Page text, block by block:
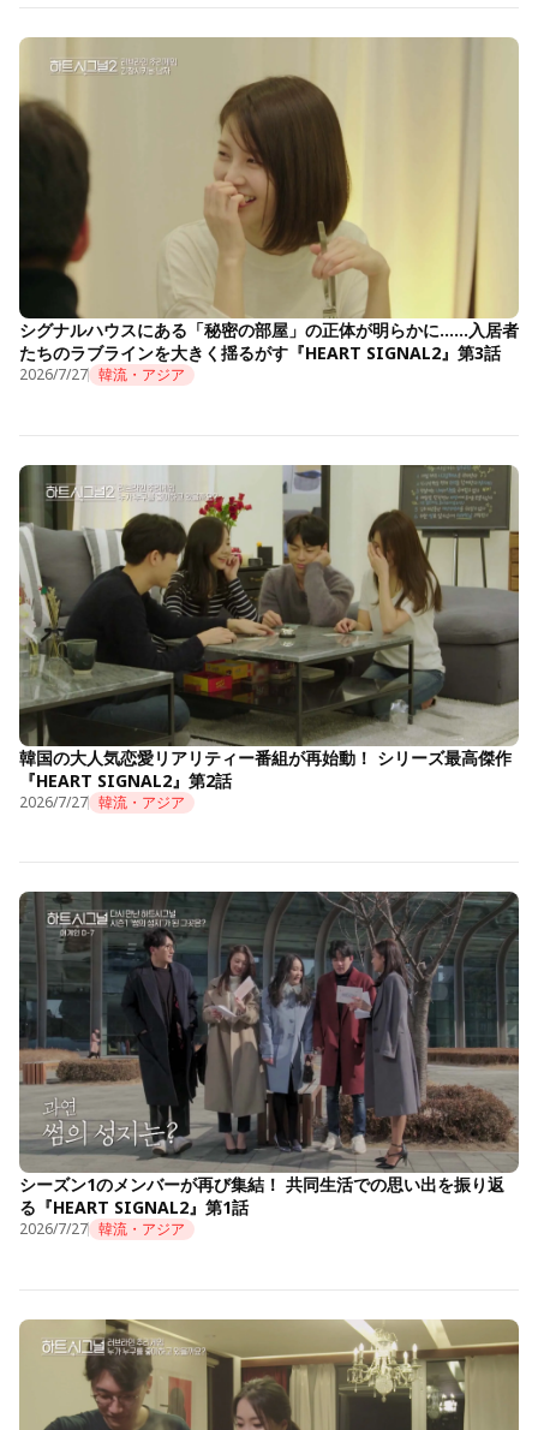
シグナルハウスにある「秘密の部屋」の正体が明らかに……入居者
たちのラブラインを大きく揺るがす『HEART SIGNAL2』第3話
2026/7/27 韓流・アジア
韓国の大人気恋愛リアリティー番組が再始動！ シリーズ最高傑作
『HEART SIGNAL2』第2話
2026/7/27 韓流・アジア
シーズン1のメンバーが再び集結！ 共同生活での思い出を振り返
る『HEART SIGNAL2』第1話
2026/7/27 韓流・アジア